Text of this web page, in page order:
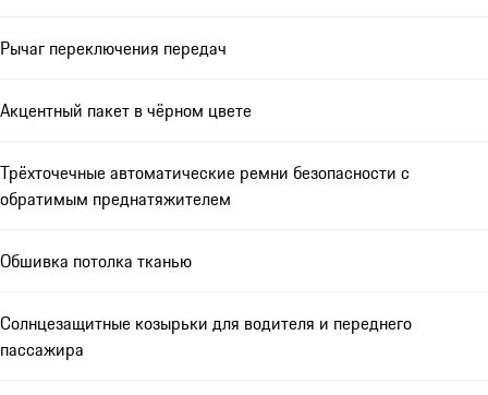
Рычаг переключения передач
Акцентный пакет в чёрном цвете
Трёхточечные автоматические ремни безопасности с
обратимым преднатяжителем
Обшивка потолка тканью
Солнцезащитные козырьки для водителя и переднего
пассажира